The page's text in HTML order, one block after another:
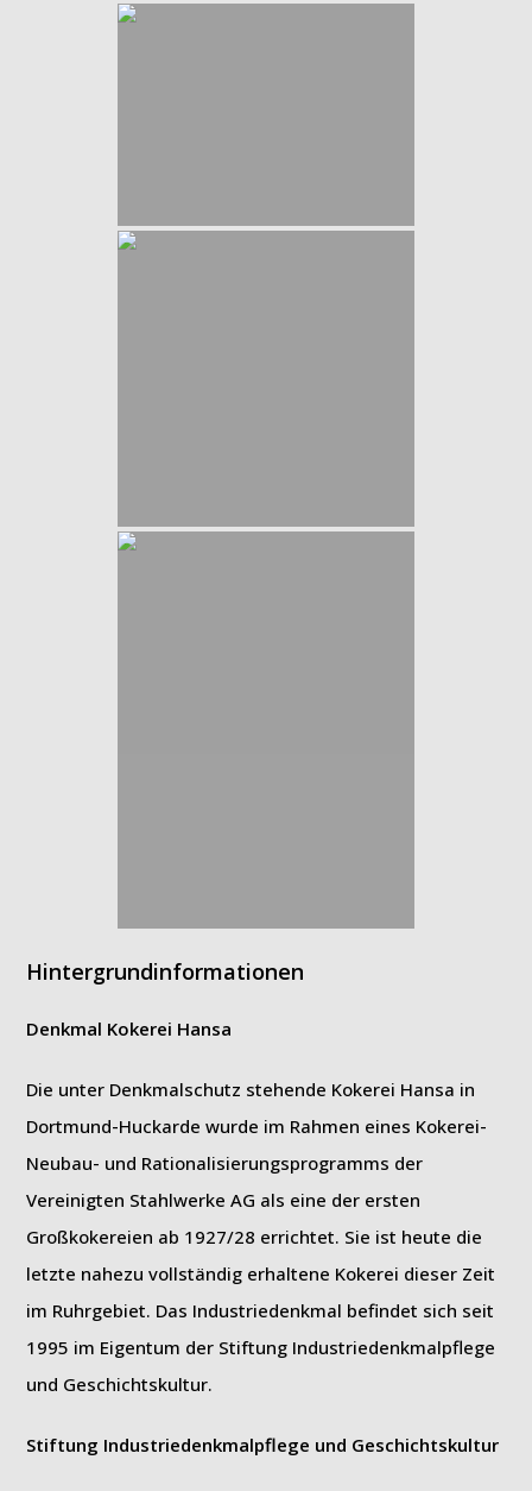
Hintergrundinformationen
Denkmal Kokerei Hansa
Die unter Denkmalschutz stehende Kokerei Hansa in
Dortmund-Huckarde wurde im Rahmen eines Kokerei-
Neubau- und Rationalisierungsprogramms der
Vereinigten Stahlwerke AG als eine der ersten
Großkokereien ab 1927/28 errichtet. Sie ist heute die
letzte nahezu vollständig erhaltene Kokerei dieser Zeit
im Ruhrgebiet. Das Industriedenkmal befindet sich seit
1995 im Eigentum der Stiftung Industriedenkmalpflege
und Geschichtskultur.
Stiftung Industriedenkmalpflege und Geschichtskultur